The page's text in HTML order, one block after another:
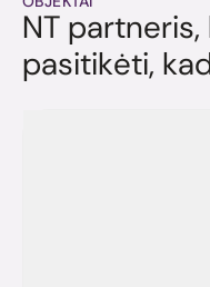
NT
pasitikėti,